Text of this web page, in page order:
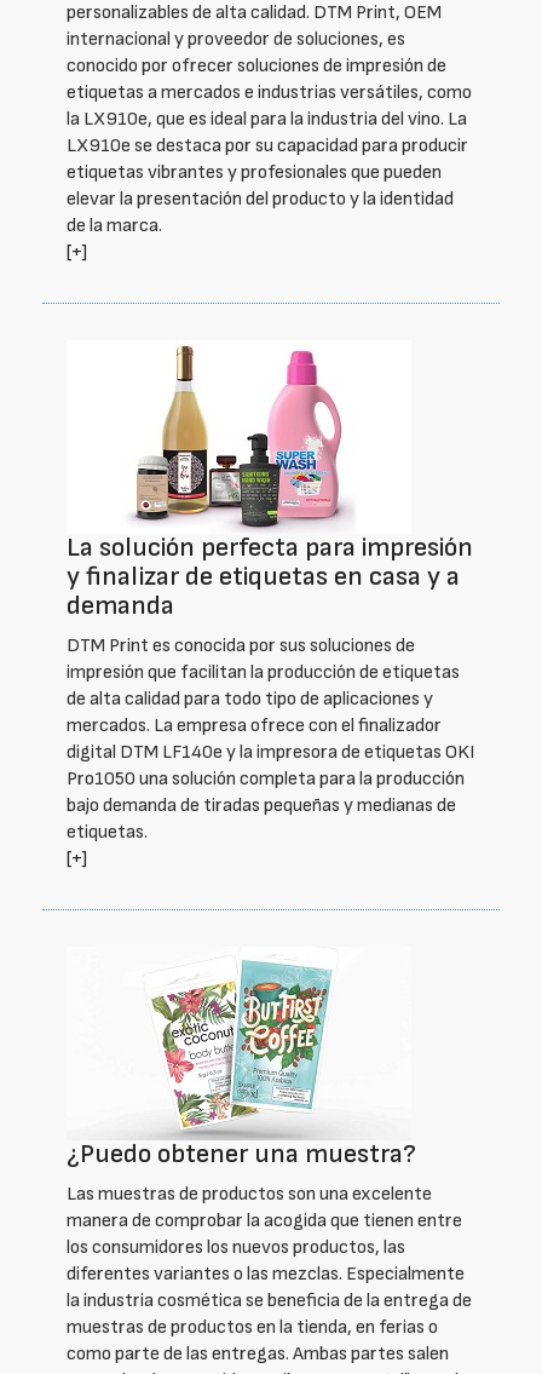
personalizables de alta calidad. DTM Print, OEM
internacional y proveedor de soluciones, es
conocido por ofrecer soluciones de impresión de
etiquetas a mercados e industrias versátiles, como
la LX910e, que es ideal para la industria del vino. La
LX910e se destaca por su capacidad para producir
etiquetas vibrantes y profesionales que pueden
elevar la presentación del producto y la identidad
de la marca.
[+]
La solución perfecta para impresión
y finalizar de etiquetas en casa y a
demanda
DTM Print es conocida por sus soluciones de
impresión que facilitan la producción de etiquetas
de alta calidad para todo tipo de aplicaciones y
mercados. La empresa ofrece con el finalizador
digital DTM LF140e y la impresora de etiquetas OKI
Pro1050 una solución completa para la producción
bajo demanda de tiradas pequeñas y medianas de
etiquetas.
[+]
¿Puedo obtener una muestra?
Las muestras de productos son una excelente
manera de comprobar la acogida que tienen entre
los consumidores los nuevos productos, las
diferentes variantes o las mezclas. Especialmente
la industria cosmética se beneficia de la entrega de
muestras de productos en la tienda, en ferias o
como parte de las entregas. Ambas partes salen